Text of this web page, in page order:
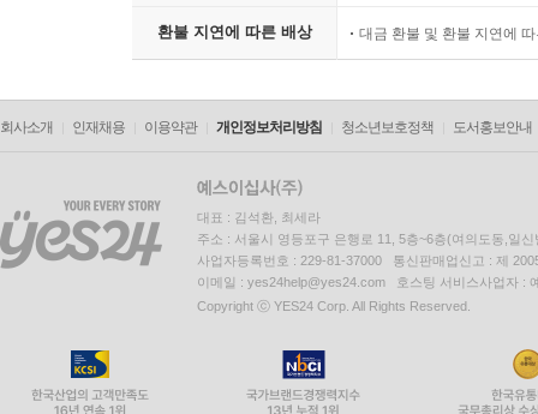
환불 지연에 따른 배상 대금 환불 및 환불 지연에
회사소개 인재채용 이용약관 개인정보처리방침 청소년보호정책 도서홍보안내
대표 : 김석환, 최세라
주소 : 서울시 영등포구 은행로 11, 5층~6층(여의도동,일신
사업자등록번호 : 229-81-37000 통신판매업신고 : 제
이메일 : yes24help@yes24.com 호스팅 서비스사업자 :
Copyright ⓒ YES24 Corp. All Rights Reserved.